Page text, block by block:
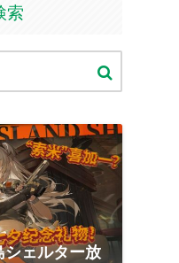
索
シェルター放